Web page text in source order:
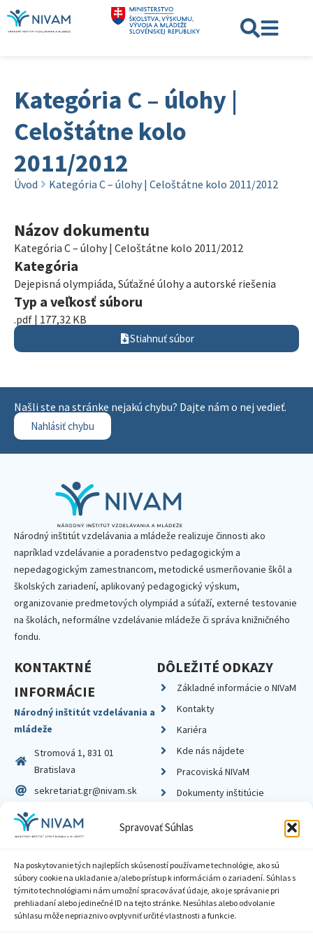
Spravovať Súhlas
Na poskytovanie tých najlepších skúseností používame technológie, ako sú
súbory cookie na ukladanie a/alebo prístup k informáciám o zariadení. Súhlas s
týmito technológiami nám umožní spracovávať údaje, ako je správanie pri
prehliadaní alebo jedinečné ID na tejto stránke. Nesúhlas alebo odvolanie
súhlasu môže nepriaznivo ovplyvniť určité vlastnosti a funkcie.
Kategória C – úlohy |
Celoštátne kolo
2011/2012
Úvod Kategória C – úlohy | Celoštátne kolo 2011/2012
Názov dokumentu
Kategória C – úlohy | Celoštátne kolo 2011/2012
Kategória
Dejepisná olympiáda, Súťažné úlohy a autorské riešenia
Typ a veľkosť súboru
.pdf | 177,32 KB
Stiahnuť súbor
Našli ste na stránke nejakú chybu? Dajte nám o nej vedieť.
Nahlásiť chybu
Národný inštitút vzdelávania a mládeže realizuje činnosti ako
napríklad vzdelávanie a poradenstvo pedagogickým a
nepedagogickým zamestnancom, metodické usmerňovanie škôl a
školských zariadení, aplikovaný pedagogický výskum,
organizovanie predmetových olympiád a súťaží, externé testovanie
na školách, neformálne vzdelávanie mládeže či správa knižničného
fondu.
KONTAKTNÉ
INFORMÁCIE
Národný inštitút vzdelávania a
mládeže
Stromová 1, 831 01
Bratislava
sekretariat.gr@nivam.sk
IČO: 00164348
DIČ: 2020798714
DÔLEŽITÉ ODKAZY
Základné informácie o NIVaM
Kontakty
Kariéra
Kde nás nájdete
Pracoviská NIVaM
Dokumenty inštitúcie
Zásady ochrany súkromia